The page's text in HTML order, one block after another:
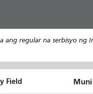
ang regular na serbisyo